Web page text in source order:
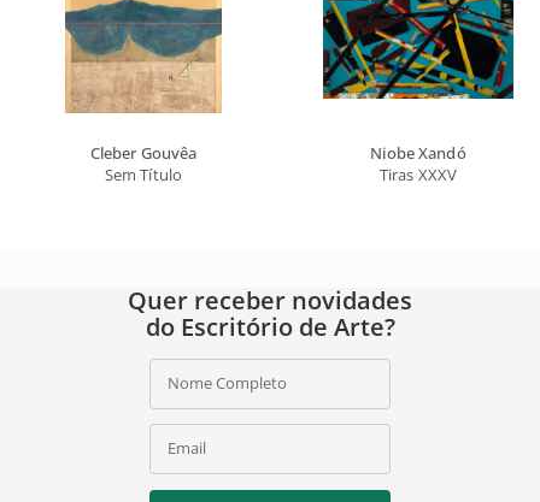
Cleber Gouvêa
Sem Título
Niobe Xandó
Tiras XXXV
Quer receber novidades
do Escritório de Arte?
Nome Completo
Email